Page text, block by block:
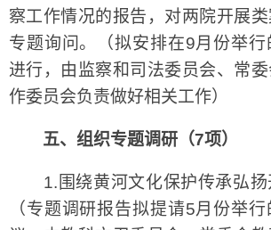
察工作情况的报告，对两院开展
专题询问。（拟安排在9月份举行
进行，由监察和司法委员会、常
作委员会负责做好相关工作）
五、组织专题调研（7项）
1.围绕黄河文化保护传承弘扬
（专题调研报告拟提请5月份举